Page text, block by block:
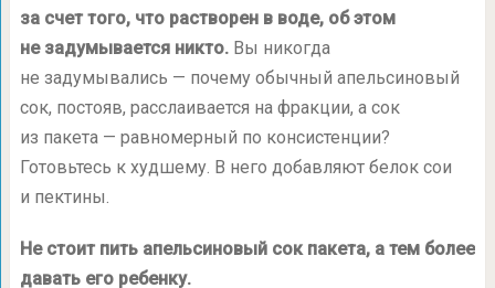
за счет того, что растворен в воде, об этом
не задумывается никто.Вы никогда
не задумывались — почему обычный апельсиновый
сок, постояв, расслаивается на фракции, а сок
из пакета — равномерный по консистенции?
Готовьтесь к худшему. В него добавляют белок сои
и пектины.
Не стоит пить апельсиновый сок пакета, а тем более
давать его ребенку.